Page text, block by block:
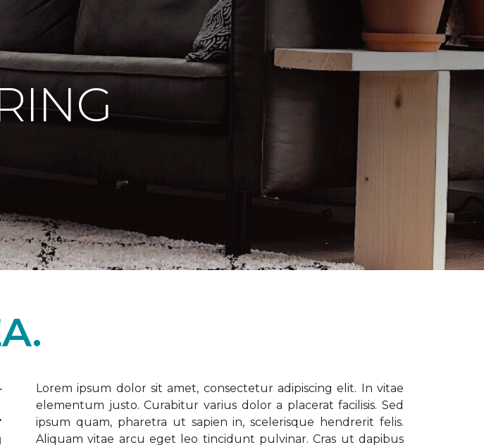
Lorem ipsum dolor sit amet, consectetur adipiscing elit. In vitae
elementum justo. Curabitur varius dolor a placerat facilisis. Sed
ipsum quam, pharetra ut sapien in, scelerisque hendrerit felis.
Aliquam vitae arcu eget leo tincidunt pulvinar. Cras ut dapibus